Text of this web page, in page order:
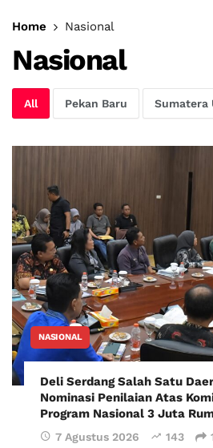
Home Nasional
Nasional
All Pekan Baru Sumatera
NASIONAL
Deli Serdang Salah Satu
Nominasi Penilaian Atas
Program Nasional 3 Juta
7 Agustus 2026 143